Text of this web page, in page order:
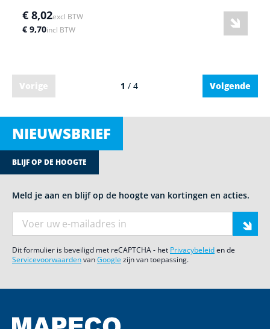
€ 8,02excl BTW
€ 9,70incl BTW
Vorige 1 / 4 Volgende
NIEUWSBRIEF
BLIJF OP DE HOOGTE
Meld je aan en blijf op de hoogte van kortingen en acties.
Dit formulier is beveiligd met reCAPTCHA - het Privacybeleiden de
ServicevoorwaardenvanGoogle zijn van toepassing.